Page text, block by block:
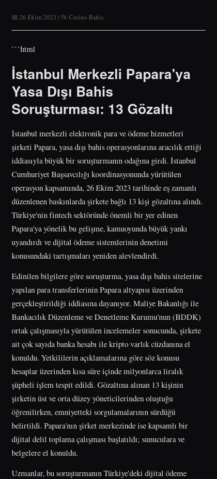
📅 26 Ekim 2023 | 📂 Casino Bahis
```html
İstanbul Merkezli Papara'ya
Yasa Dışı Bahis
Soruşturması: 13 Gözaltı
İstanbul merkezli elektronik para ve ödeme hizmetleri
şirketi Papara, yasa dışı bahis operasyonlarına aracılık ettiği
iddiasıyla büyük bir soruşturmanın odağına girdi. İstanbul
Cumhuriyet Başsavcılığı koordinasyonunda yürütülen
operasyon kapsamında, 26 Ekim 2023 tarihinde eş zamanlı
düzenlenen baskınlarda şirkete bağlı 13 kişi gözaltına alındı.
Türkiye'nin fintech sektöründe önemli bir yer edinen
Papara'ya yönelik bu gelişme, kamuoyunda büyük yankı
uyandırdı ve dijital ödeme sistemlerinin denetimi
konusundaki tartışmaları yeniden alevlendirdi.
Edinilen bilgilere göre soruşturma, yasa dışı bahis sitelerine
yapılan para transferlerinin Papara altyapısı üzerinden
gerçekleştirildiği iddiasına dayanıyor. Maliye Bakanlığı ile
Bankacılık Düzenleme ve Denetleme Kurumu'nun (BDDK)
ortak çalışmasıyla yürütülen incelemeler sonucunda, şirkete
ait çok sayıda banka hesabı ile kripto varlık cüzdanına el
konuldu. Yetkililerin açıklamalarına göre söz konusu
hesaplar üzerinden kısa süre içinde milyonlarca liralık
şüpheli işlem tespit edildi. Gözaltına alınan 13 kişinin
şirketin üst ve orta düzey yöneticilerinden oluştuğu
öğrenilirken, emniyetteki sorgulamalarının sürdüğü
belirtildi. Papara'nın şirket merkezinde ise kapsamlı bir
dijital delil toplama çalışması başlatıldı; sunuculara ve
belgelere el konuldu.
Uzmanlar, bu soruşturmanın Türkiye'deki dijital ödeme